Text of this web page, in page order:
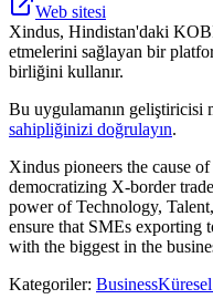
Web sitesi
Xindus, Hindistan'daki
etmelerini sağlayan bir
birliğini kullanır.
Bu uygulamanın geliştiricisi
sahipliğinizi doğrulayın.
Xindus pioneers the cause
democratizing X-border
power of Technology,
ensure that SMEs exporting
with the biggest in the
Kategoriler: BusinessKüresel